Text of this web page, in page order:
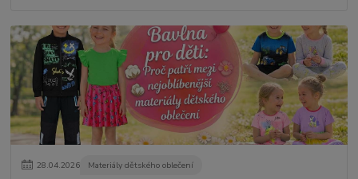
28.04.2026 Materiály dětského oblečení